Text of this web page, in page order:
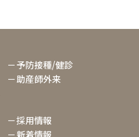
予防接種/健診
助産師外来
採用情報
新着情報